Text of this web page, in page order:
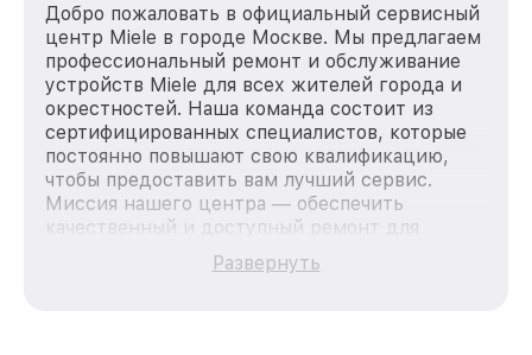
Добро пожаловать в официальный сервисный
центр Miele в городе Москве. Мы предлагаем
профессиональный ремонт и обслуживание
устройств Miele для всех жителей города и
окрестностей. Наша команда состоит из
сертифицированных специалистов, которые
постоянно повышают свою квалификацию,
чтобы предоставить вам лучший сервис.
Миссия нашего центра — обеспечить
качественный и доступный ремонт для
каждого пользователя продукции Miele, вне
зависимости от сложности поломки. Мы
Развернуть